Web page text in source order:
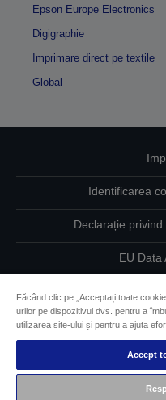
Epson Europe Electronics
Digigraphie
Imprimare direct pe textile
Global
Identificarea
Declarație
EU Data
Informaţii
Angajamentul
Făcând clic pe „Acceptați toate
urilor pe dispozitivul dvs. pentru a
utilizarea site-ului și pentru a ajuta
Accept